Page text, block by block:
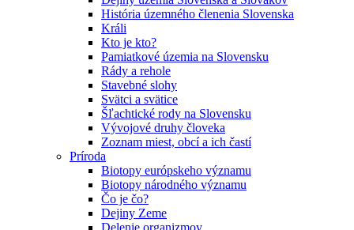
História územného členenia Slovenska
Králi
Kto je kto?
Pamiatkové územia na Slovensku
Rády a rehole
Stavebné slohy
Svätci a svätice
Šľachtické rody na Slovensku
Vývojové druhy človeka
Zoznam miest, obcí a ich častí
Príroda
Biotopy európskeho významu
Biotopy národného významu
Čo je čo?
Dejiny Zeme
Delenie organizmov